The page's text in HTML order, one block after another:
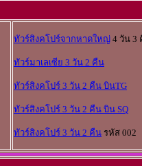
ทัวร์สิงคโปร์จากหาดใหญ่ 4 วัน 3
ทัวร์มาเลเซีย 3 วัน 2 คืน
ทัวร์สิงคโปร์ 3 วัน 2 คืน บินTG
ทัวร์สิงคโปร์ 3 วัน 2 คืน บิน SQ
ทัวร์สิงคโปร์ 3 วัน 2 คืน รหัส 002